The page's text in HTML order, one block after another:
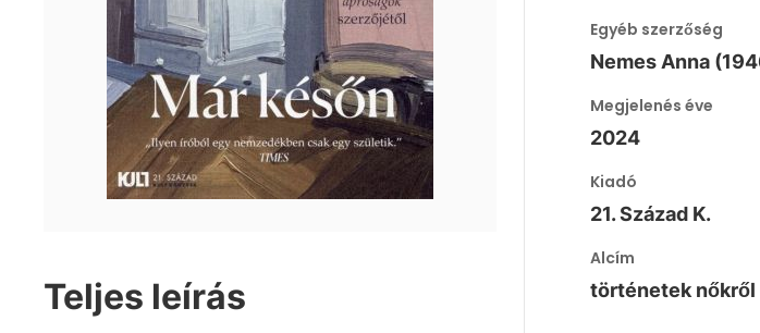
Teljes leírás
Egyéb szerzőség
Nemes Anna
Megjelenés éve
2024
Kiadó
21. Század K.
Alcím
történetek